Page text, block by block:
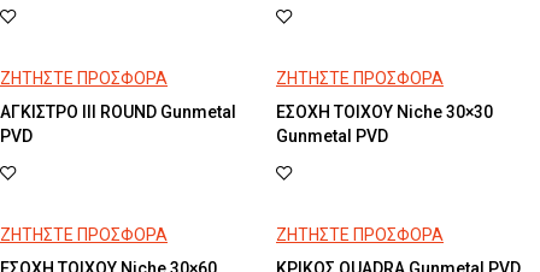
ΖΗΤΗΣΤΕ ΠΡΟΣΦΟΡΑ
ΑΓΚΙΣΤΡΟ III ROUND Gunmetal
PVD
ΖΗΤΗΣΤΕ ΠΡΟΣΦΟΡΑ
ΕΣΟΧΗ ΤΟΙΧΟΥ Niche 30×30
Gunmetal PVD
ΖΗΤΗΣΤΕ ΠΡΟΣΦΟΡΑ
ΖΗΤΗΣΤΕ ΠΡΟΣΦΟΡΑ